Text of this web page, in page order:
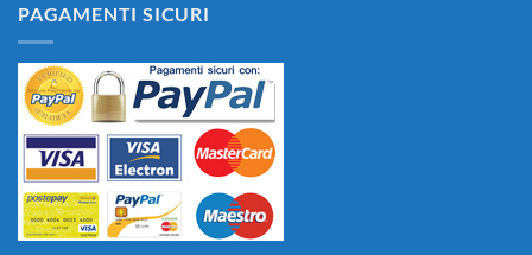
PAGAMENTI SICURI